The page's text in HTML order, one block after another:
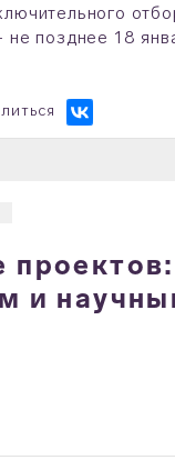
позднее 18
и